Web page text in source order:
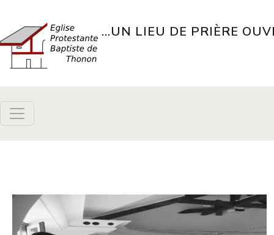
...UN LIEU DE PRIÈRE